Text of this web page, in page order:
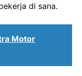
di sana.
Motor